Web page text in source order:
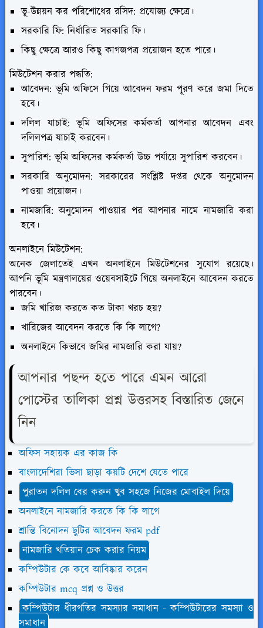
ভূ-উন্নয়ন কর পরিশোধের রসিদ: প্রযোজ্য ক্ষেত্রে।
সরকারি ফি: নির্ধারিত সরকারি ফি।
কিছু ক্ষেত্রে আরও কিছু কাগজপত্র প্রয়োজন হতে পারে।
মিউটেশন করার পদ্ধতি:
আবেদন: ভূমি অফিসে গিয়ে আবেদন ফরম পূরণ করে জমা দিতে
হবে।
দলিল যাচাই: ভূমি অফিসের কর্মকর্তা আপনার আবেদন এবং
দলিলপত্র যাচাই করবেন।
সুপারিশ: ভূমি অফিসের কর্মকর্তা উচ্চ পর্যায়ে সুপারিশ করবেন।
সরকারি অনুমোদন: সরকারের সংশ্লিষ্ট দপ্তর থেকে অনুমোদন
পাওয়া প্রয়োজন।
নামজারি: অনুমোদন পাওয়ার পর আপনার নামে নামজারি করা
হবে।
অনলাইনে মিউটেশন:
অনেক জেলাতেই এখন অনলাইনে মিউটেশনের সুযোগ রয়েছে।
আপনি ভূমি মন্ত্রণালয়ের ওয়েবসাইটে গিয়ে অনলাইনে আবেদন করতে
পারবেন।
জমি খারিজ করতে কত টাকা খরচ হয়?
খারিজের আবেদন করতে কি কি লাগে?
অনলাইনে কিভাবে জমির নামজারি করা যায়?
আপনার পছন্দ হতে পারে এমন আরো
পোস্টের তালিকা প্রশ্ন উত্তরসহ বিস্তারিত জেনে
নিন
অফিস সহায়ক এর কাজ কি
বাংলাদেশিরা ভিসা ছাড়া কয়টি দেশে যেতে পারে
পুরাতন দলিল বের করুন খুব সহজে নিজের মোবাইল দিয়ে
অনলাইনে নামজারি করতে কি কি লাগে
শ্রান্তি বিনোদন ছুটির আবেদন ফরম pdf
নামজারি খতিয়ান চেক করার নিয়ম
কম্পিউটার কে কবে আবিষ্কার করেন
কম্পিউটার mcq প্রশ্ন ও উত্তর
কম্পিউটার ধীরগতির সমস্যার সমাধান - কম্পিউটারের সমস্যা ও
সমাধান